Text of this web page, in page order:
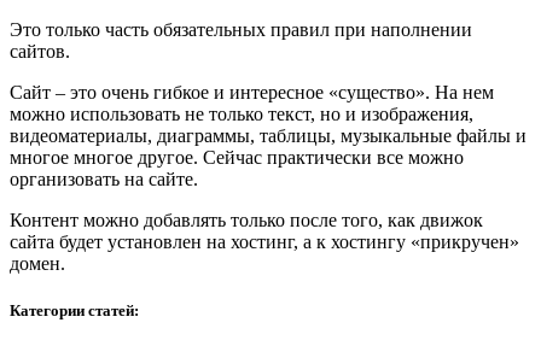
Это только часть обязательных правил при наполнении
сайтов.
Сайт – это очень гибкое и интересное «существо». На нем
можно использовать не только текст, но и изображения,
видеоматериалы, диаграммы, таблицы, музыкальные файлы и
многое многое другое. Сейчас практически все можно
организовать на сайте.
Контент можно добавлять только после того, как движок
сайта будет установлен на хостинг, а к хостингу «прикручен»
домен.
Категории статей: